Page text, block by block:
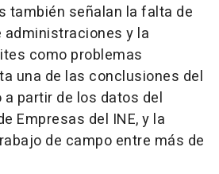
también señalan la falta de
y la
como problemas
una de las conclusiones del
partir de los datos del
Empresas del INE, y la
de campo entre más de